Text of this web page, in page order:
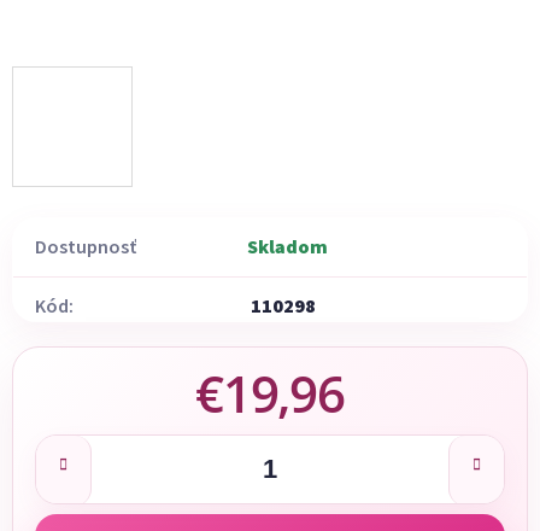
Dostupnosť Skladom
Kód: 110298
€19,96
Jednotková cena: